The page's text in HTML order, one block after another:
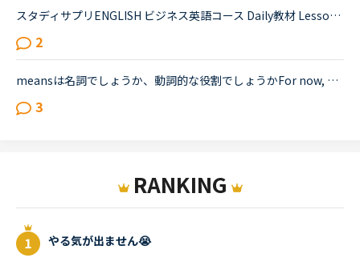
スタディサプリENGLISH ビジネス英語コース Daily教材 Lesson 8 の中に、Your colleague says they're relieved they could finish a difficult job. Tell them they'll succeed in any job in any field.Your c...
2
meansは名詞でしょうか、動詞的な役割でしょうかFor now, a plastic screw top means the prototype can be used on existing production lines, and a plant-based coating is planned because the paper cannot...
3
RANKING
やる気が出ません😭